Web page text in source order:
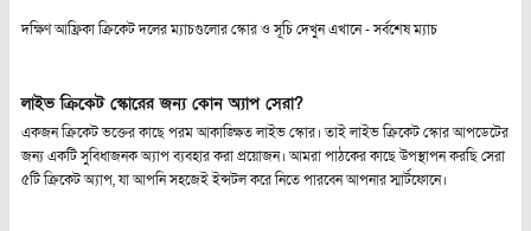
দক্ষিণ আফ্রিকা ক্রিকেট দলের ম্যাচগুলোর স্কোর ও সূচি দেখুন এখানে -সর্বশেষ ম্যাচ
লাইভ ক্রিকেট স্কোরের জন্য কোন অ্যাপ সেরা?
একজন ক্রিকেট ভক্তের কাছে পরম আকাঙ্ক্ষিত লাইভ স্কোর। তাই লাইভ ক্রিকেট স্কোর আপডেটের
জন্য একটি সুবিধাজনক অ্যাপ ব্যবহার করা প্রয়োজন। আমরা পাঠকের কাছে উপস্থাপন করছি সেরা
৫টি ক্রিকেট অ্যাপ, যা আপনি সহজেই ইন্সটল করে নিতে পারবেন আপনার স্মার্টফোনে।